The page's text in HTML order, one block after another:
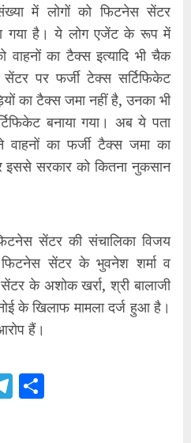
में लोगों को फिटनेस सेंटर
गया है। ये लोग एजेंट के रूप में
वाहनों का टैक्स इत्यादि भी चैक
पर फर्जी टेक्स सर्टिफिकेट
का टैक्स जमा नहीं है, उनका भी
बनाया गया। अब ये पता
वाहनों का फर्जी टैक्स जमा का
इससे सरकार को कितना नुकसान
सेंटर की संचालिका विजय
फिटनेस सेंटर के भुवनेश शर्मा व
के अशोक खर्रा, श्री बालाजी
के खिलाफ मामला दर्ज हुआ है।
हैं।
Telegram